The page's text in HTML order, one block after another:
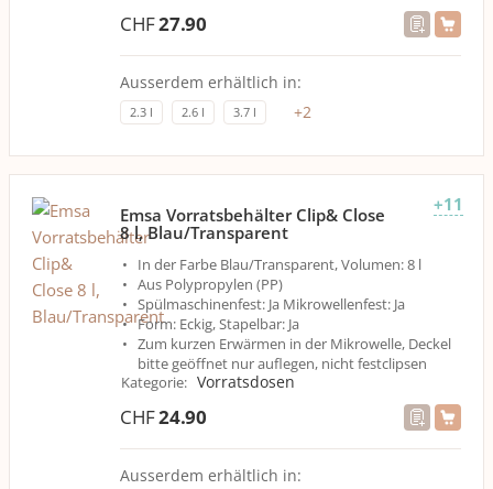
CHF27.90
Ausserdem erhältlich in:
2.3 l 2.6 l 3.7 l +2
+11
Emsa Vorratsbehälter Clip& Close
8 l, Blau/Transparent
In der Farbe Blau/Transparent, Volumen: 8 l
Aus Polypropylen (PP)
Spülmaschinenfest: Ja Mikrowellenfest: Ja
Form: Eckig, Stapelbar: Ja
Zum kurzen Erwärmen in der Mikrowelle, Deckel
bitte geöffnet nur auflegen, nicht festclipsen
Kategorie: Vorratsdosen
CHF24.90
Ausserdem erhältlich in: